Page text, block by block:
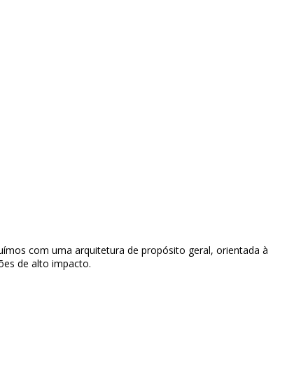
com uma arquitetura de propósito geral, orientada à
de alto impacto.